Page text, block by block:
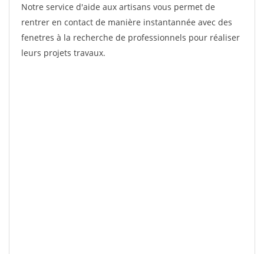
Notre service d'aide aux artisans vous permet de
rentrer en contact de manière instantannée avec des
fenetres à la recherche de professionnels pour réaliser
leurs projets travaux.